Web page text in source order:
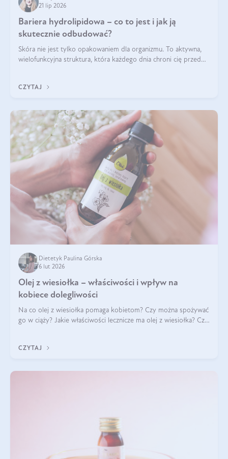
21 lip 2026
Bariera hydrolipidowa – co to jest i jak ją
skutecznie odbudować?
Skóra nie jest tylko opakowaniem dla organizmu. To aktywna,
wielofunkcyjna struktura, która każdego dnia chroni cię przed
bariera hydrolipidowa.
CZYTAJ
Dietetyk Paulina Górska
6 lut 2026
Olej z wiesiołka – właściwości i wpływ na
kobiece dolegliwości
Na co olej z wiesiołka pomaga kobietom? Czy można spożywać
go w ciąży? Jakie właściwości lecznicze ma olej z wiesiołka? Czy
CZYTAJ